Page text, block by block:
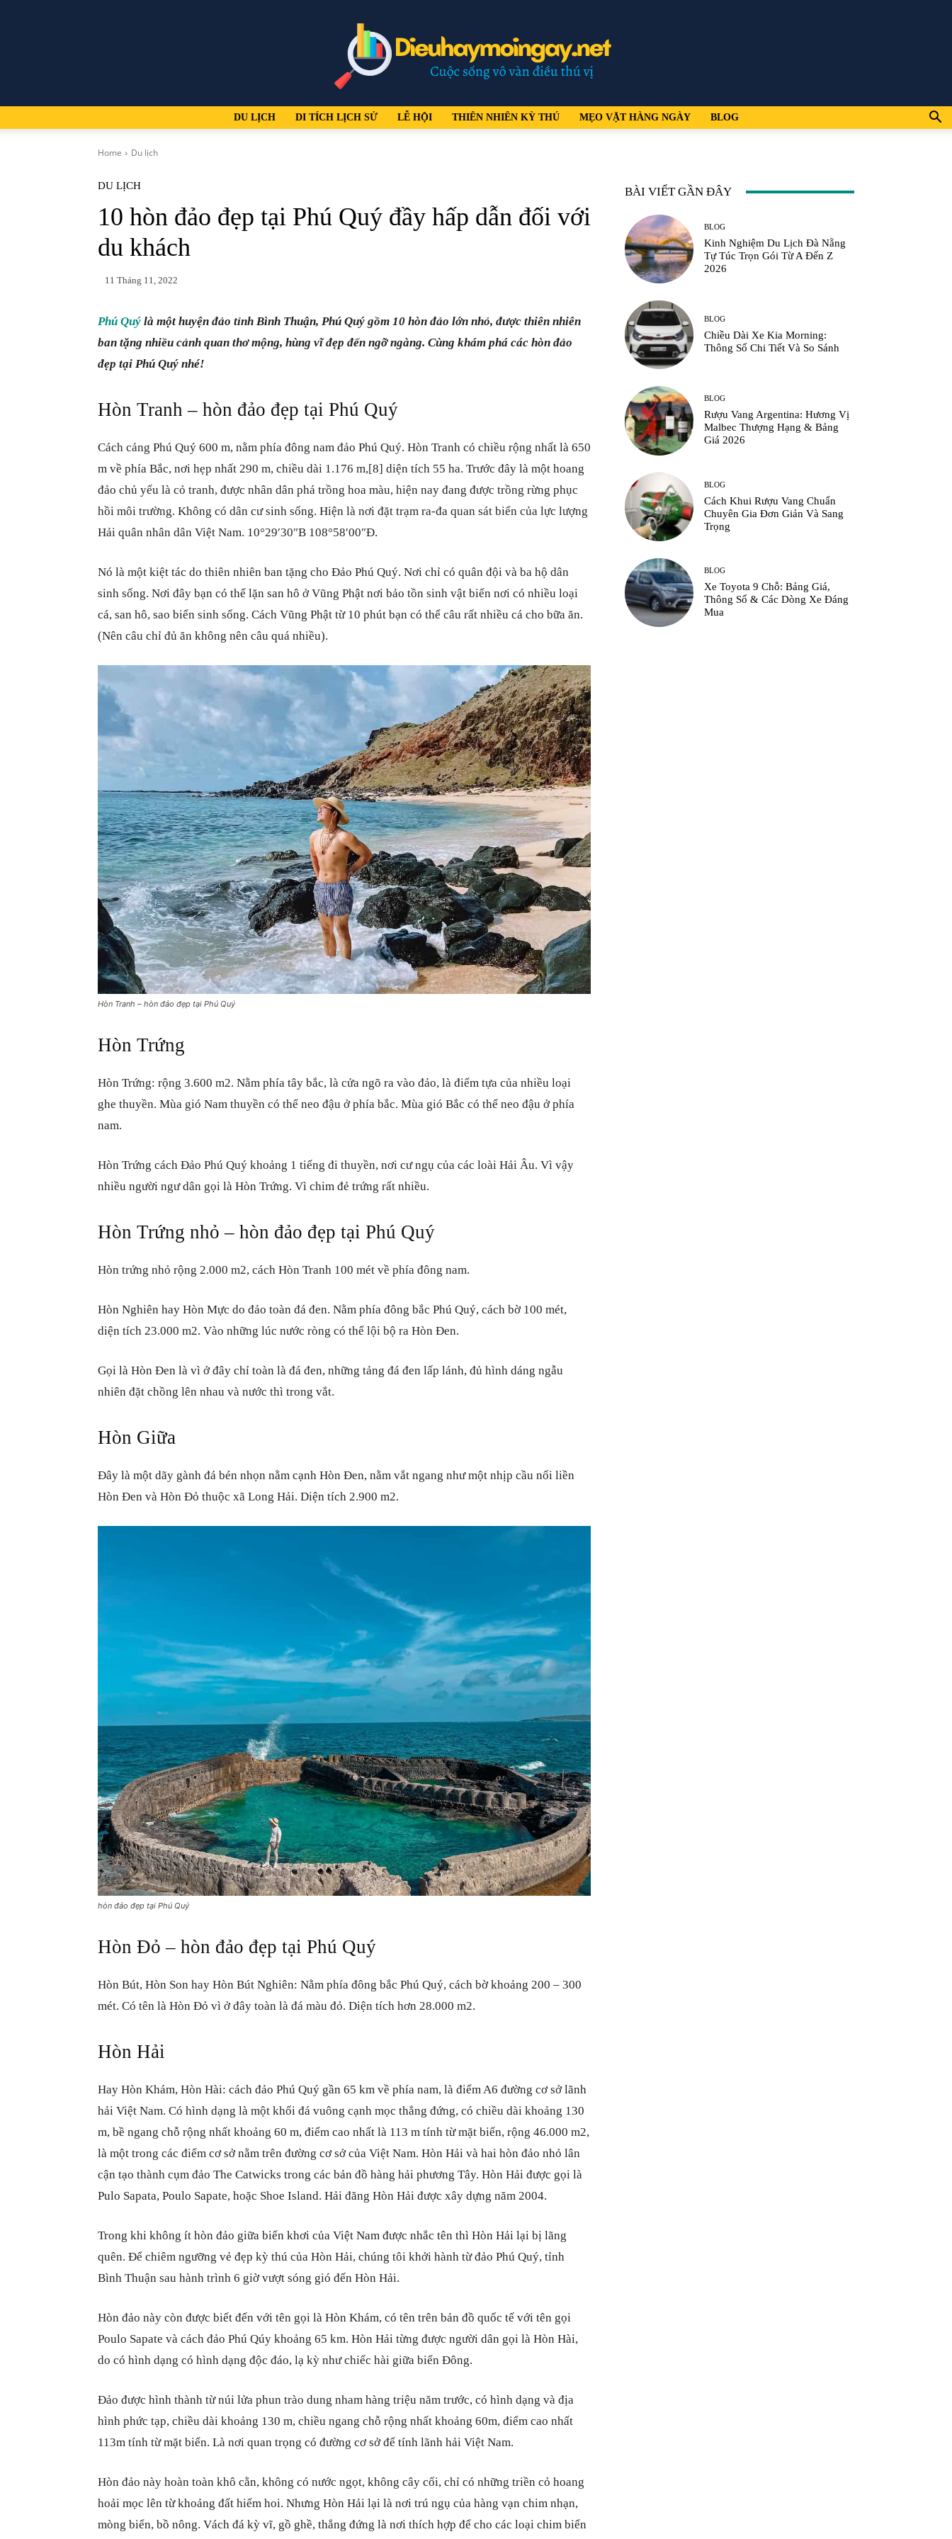
Cuộc
vàn
điều
thú
vi
DU LỊCH DI TÍCH LỊCH SỬ LỄ HỘI THIÊN NHIÊN KỲ THÚ MẸO VẶT HÀNG NGÀY BLOG
Home Du lịch
DU LỊCH
10 hòn đảo đẹp tại Phú Quý đầy hấp dẫn đối với
du khách
11 Tháng 11, 2022
Phú Quý là một huyện đảo tỉnh Bình Thuận, Phú Quý gồm 10 hòn đảo lớn nhỏ, được thiên nhiên
ban tặng nhiều cảnh quan thơ mộng, hùng vĩ đẹp đến ngỡ ngàng. Cùng khám phá các hòn đảo
đẹp tại Phú Quý nhé!
Hòn Tranh – hòn đảo đẹp tại Phú Quý
Cách cảng Phú Quý 600 m, nằm phía đông nam đảo Phú Quý. Hòn Tranh có chiều rộng nhất là 650
m về phía Bắc, nơi hẹp nhất 290 m, chiều dài 1.176 m,[8] diện tích 55 ha. Trước đây là một hoang
đảo chủ yếu là cỏ tranh, được nhân dân phá trồng hoa màu, hiện nay đang được trồng rừng phục
hồi môi trường. Không có dân cư sinh sống. Hiện là nơi đặt trạm ra-đa quan sát biển của lực lượng
Hải quân nhân dân Việt Nam. 10°29′30″B 108°58′00″Đ.
Nó là một kiệt tác do thiên nhiên ban tặng cho Đảo Phú Quý. Nơi chỉ có quân đội và ba hộ dân
sinh sống. Nơi đây bạn có thể lặn san hô ở Vũng Phật nơi bảo tồn sinh vật biển nơi có nhiều loại
cá, san hô, sao biển sinh sống. Cách Vũng Phật từ 10 phút bạn có thể câu rất nhiều cá cho bữa ăn.
(Nên câu chỉ đủ ăn không nên câu quá nhiều).
Hòn Tranh – hòn đảo đẹp tại Phú Quý
Hòn Trứng
Hòn Trứng: rộng 3.600 m2. Nằm phía tây bắc, là cửa ngõ ra vào đảo, là điểm tựa của nhiều loại
ghe thuyền. Mùa gió Nam thuyền có thể neo đậu ở phía bắc. Mùa gió Bắc có thể neo đậu ở phía
nam.
Hòn Trứng cách Đảo Phú Quý khoảng 1 tiếng đi thuyền, nơi cư ngụ của các loài Hải Âu. Vì vậy
nhiều người ngư dân gọi là Hòn Trứng. Vì chim đẻ trứng rất nhiều.
Hòn Trứng nhỏ – hòn đảo đẹp tại Phú Quý
Hòn trứng nhỏ rộng 2.000 m2, cách Hòn Tranh 100 mét về phía đông nam.
Hòn Nghiên hay Hòn Mực do đảo toàn đá đen. Nằm phía đông bắc Phú Quý, cách bờ 100 mét,
diện tích 23.000 m2. Vào những lúc nước ròng có thể lội bộ ra Hòn Đen.
Gọi là Hòn Đen là vì ở đây chỉ toàn là đá đen, những tảng đá đen lấp lánh, đủ hình dáng ngẫu
nhiên đặt chồng lên nhau và nước thì trong vắt.
Hòn Giữa
Đây là một dãy gành đá bén nhọn nằm cạnh Hòn Đen, nằm vắt ngang như một nhịp cầu nối liền
Hòn Đen và Hòn Đỏ thuộc xã Long Hải. Diện tích 2.900 m2.
hòn đảo đẹp tại Phú Quý
Hòn Đỏ – hòn đảo đẹp tại Phú Quý
Hòn Bút, Hòn Son hay Hòn Bút Nghiên: Nằm phía đông bắc Phú Quý, cách bờ khoảng 200 – 300
mét. Có tên là Hòn Đỏ vì ở đây toàn là đá màu đỏ. Diện tích hơn 28.000 m2.
Hòn Hải
Hay Hòn Khám, Hòn Hài: cách đảo Phú Quý gần 65 km về phía nam, là điểm A6 đường cơ sở lãnh
hải Việt Nam. Có hình dạng là một khối đá vuông cạnh mọc thẳng đứng, có chiều dài khoảng 130
m, bề ngang chỗ rộng nhất khoảng 60 m, điểm cao nhất là 113 m tính từ mặt biển, rộng 46.000 m2,
là một trong các điểm cơ sở nằm trên đường cơ sở của Việt Nam. Hòn Hải và hai hòn đảo nhỏ lân
cận tạo thành cụm đảo The Catwicks trong các bản đồ hàng hải phương Tây. Hòn Hải được gọi là
Pulo Sapata, Poulo Sapate, hoặc Shoe Island. Hải đăng Hòn Hải được xây dựng năm 2004.
Trong khi không ít hòn đảo giữa biển khơi của Việt Nam được nhắc tên thì Hòn Hải lại bị lãng
quên. Để chiêm ngưỡng vẻ đẹp kỳ thú của Hòn Hải, chúng tôi khởi hành từ đảo Phú Quý, tỉnh
Bình Thuận sau hành trình 6 giờ vượt sóng gió đến Hòn Hải.
Hòn đảo này còn được biết đến với tên gọi là Hòn Khám, có tên trên bản đồ quốc tế với tên gọi
Poulo Sapate và cách đảo Phú Qúy khoảng 65 km. Hòn Hải từng được người dân gọi là Hòn Hài,
do có hình dạng có hình dạng độc đáo, lạ kỳ như chiếc hài giữa biển Đông.
Đảo được hình thành từ núi lửa phun trào dung nham hàng triệu năm trước, có hình dạng và địa
hình phức tạp, chiều dài khoảng 130 m, chiều ngang chỗ rộng nhất khoảng 60m, điểm cao nhất
113m tính từ mặt biển. Là nơi quan trọng có đường cơ sở để tính lãnh hải Việt Nam.
Hòn đảo này hoàn toàn khô cằn, không có nước ngọt, không cây cối, chỉ có những triền cỏ hoang
hoải mọc lên từ khoảng đất hiếm hoi. Nhưng Hòn Hải lại là nơi trú ngụ của hàng vạn chim nhạn,
mòng biển, bồ nông. Vách đá kỳ vĩ, gồ ghề, thẳng đứng là nơi thích hợp để cho các loại chim biển
BÀI VIẾT GẦN ĐÂY
BLOG
Kinh Nghiệm Du Lịch Đà Nẵng
Tự Túc Trọn Gói Từ A Đến Z
2026
BLOG
Chiều Dài Xe Kia Morning:
Thông Số Chi Tiết Và So Sánh
BLOG
Rượu Vang Argentina: Hương Vị
Malbec Thượng Hạng & Bảng
Giá 2026
BLOG
Cách Khui Rượu Vang Chuẩn
Chuyên Gia Đơn Giản Và Sang
Trọng
BLOG
Xe Toyota 9 Chỗ: Bảng Giá,
Thông Số & Các Dòng Xe Đáng
Mua